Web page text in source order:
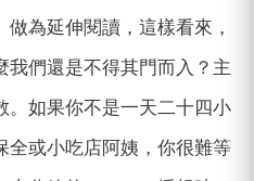
為延伸閱讀，這樣看來，
我們還是不得其門而入？主
。如果你不是一天二十四小
全或小吃店阿姨，你很難等